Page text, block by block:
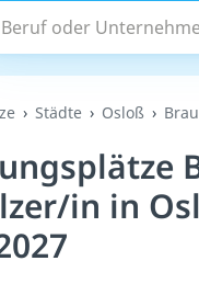
Suchen
Städte Osloß
in in